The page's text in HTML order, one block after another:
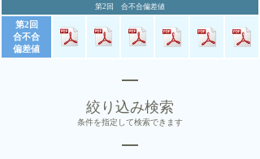
第2回 合不合偏差値
第2回
合不合
偏差値
絞り込み検索
条件を指定して検索できます